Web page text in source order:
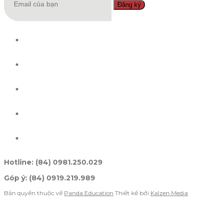
Đăng ký
Hotline: (84) 0981.250.029
Góp ý: (84) 0919.219.989
Bản quyền thuộc về Panda Education Thiết kế bởi Kalzen Media